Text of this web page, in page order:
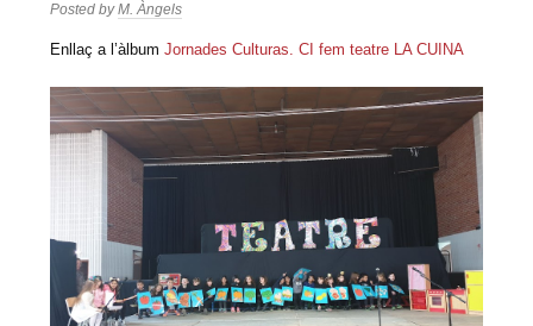
Posted byM. Àngels
Enllaç a l’àlbumJornades Culturas. CI fem teatre LA CUINA